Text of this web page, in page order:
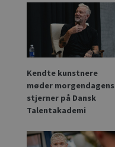
Kendte kunstnere
møder morgendagens
stjerner på Dansk
Talentakademi